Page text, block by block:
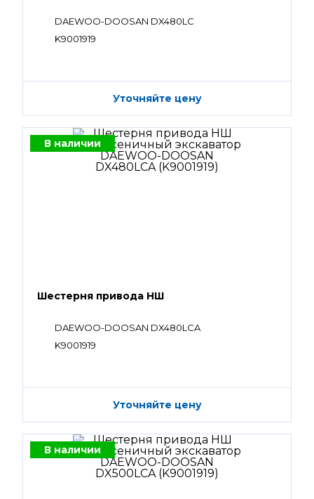
DAEWOO-DOOSAN DX480LC
K9001919
Уточняйте цену
В наличии
Шестерня привода НШ
DAEWOO-DOOSAN DX480LCA
K9001919
Уточняйте цену
В наличии